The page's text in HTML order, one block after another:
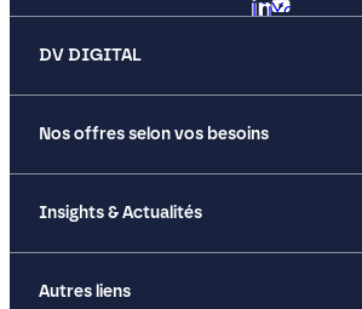
LinkedIn
YouTube
DV DIGITAL
Nos offres selon vos besoins
Insights & Actualités
Autres liens